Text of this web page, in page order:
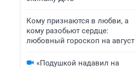
Кому признаются в любви, а
кому разобьют сердце:
любовный гороскоп на август
«Подушкой надавил на